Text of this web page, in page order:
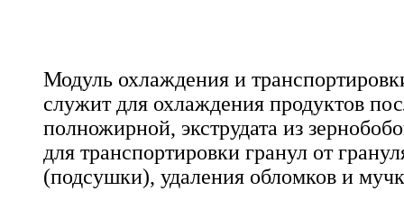
Модуль охлаждения и
служит для охлаждения продуктов
полножирной, экструдата из
для транспортировки гранул от
(подсушки), удаления обломков и